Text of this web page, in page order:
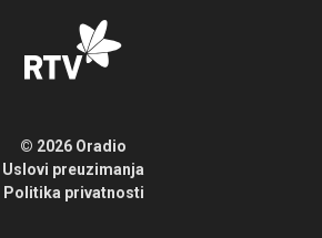
© 2026 Oradio
Uslovi preuzimanja
Politika privatnosti